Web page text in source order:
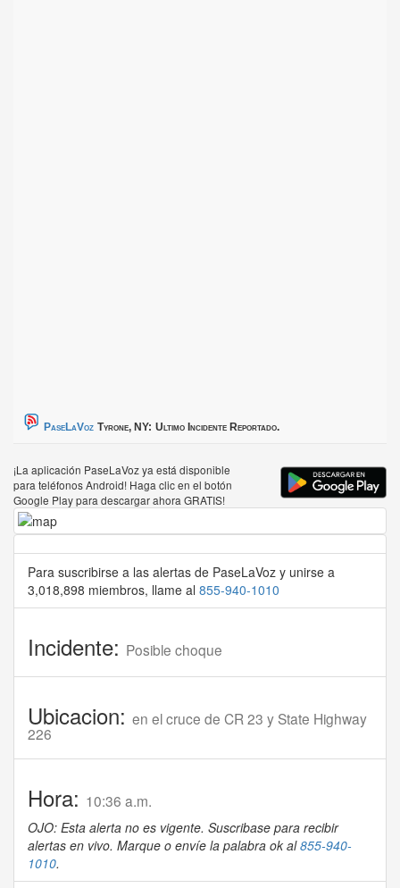
PaseLaVoz Tyrone, NY: Ultimo Incidente Reportado.
¡La aplicación PaseLaVoz ya está disponible
para teléfonos Android! Haga clic en el botón
Google Play para descargar ahora GRATIS!
Para suscribirse a las alertas de PaseLaVoz y unirse a
3,018,898 miembros, llame al 855-940-1010
Incidente: Posible choque
Ubicacion: en el cruce de CR 23 y State Highway
226
Hora: 10:36 a.m.
OJO: Esta alerta no es vigente. Suscribase para recibir
alertas en vivo. Marque o envíe la palabra ok al855-940-
1010.